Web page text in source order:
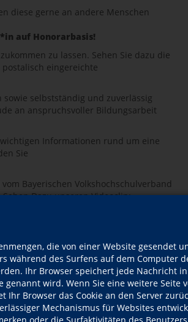
die von einer Website gesendet
während des Surfens auf dem Computer
Ihr Browser speichert jede Nachricht
genannt wird. Wenn Sie eine weitere Seite
Ihr Browser das Cookie an den Server
Mechanismus für Websites
diese gerne an andere Menschen
auf Honorarbasis!
zu lassen. Sehen Sie dazu die
eingereichte
selbstständig und zuverlässig
an anspruchsvoller Bildungsarbeit
Informationen rund um eine
Sie
Bayerischen Volkshochschulverband
Dazu unseren Videoclip:
Videos können Sie
entnehmen.